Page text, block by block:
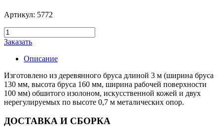
Артикул: 5772
Заказать
Описание
Изготовлено из деревянного бруса длиной 3 м (ширина бруса
130 мм, высота бруса 160 мм, ширина рабочей поверхности
100 мм) обшитого изолоном, искусственной кожей и двух
нерегулируемых по высоте 0,7 м металических опор.
ДОСТАВКА И СБОРКА